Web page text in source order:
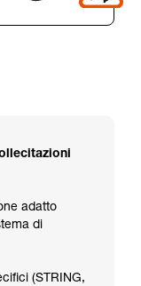
adatto
di
(STRING,